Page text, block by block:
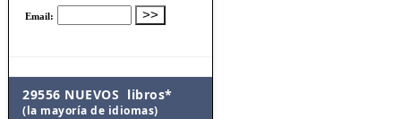
29556 NUEVOS libros*
(la mayoría de idiomas)